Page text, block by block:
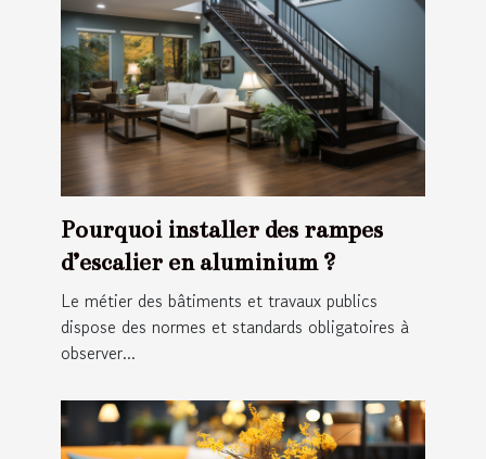
Pourquoi installer des rampes
d’escalier en aluminium ?
Le métier des bâtiments et travaux publics
dispose des normes et standards obligatoires à
observer...